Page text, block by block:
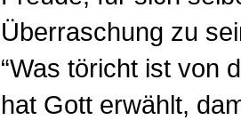
Überraschung zu
“Was töricht ist von
hat Gott erwählt,